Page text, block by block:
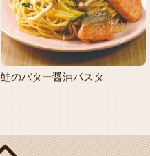
鮭のバター醤油パスタ